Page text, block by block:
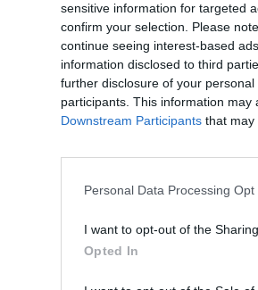
sensitive information for targeted
confirm your selection. Please
continue seeing interest-based
information disclosed to third
further disclosure of your
participants. This information
Downstream Participants that may
Personal Data Processing Opt
I want to opt-out of the
Opted In
necesario para realizar la actividad
gafas) y seguro de
permiso de conducir B1.
ir como acompañantes.
sujeta a las normas de acceso al
biplaza, senderismo y paintball.
km. 1 (El Raso),